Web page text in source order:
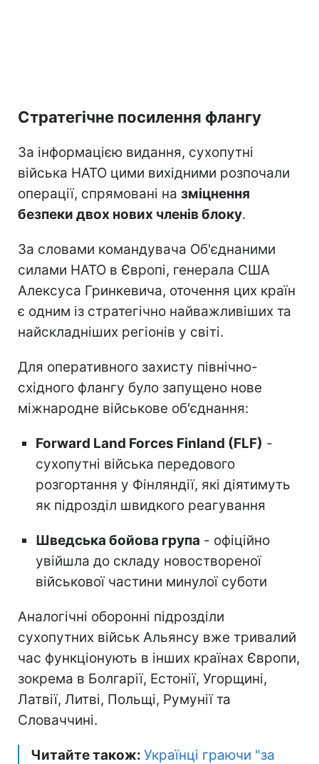
Стратегічне посилення флангу
За інформацією видання, сухопутні
війська НАТО цими вихідними розпочали
операції, спрямовані на зміцнення
безпеки двох нових членів блоку.
За словами командувача Об'єднаними
силами НАТО в Європі, генерала США
Алексуса Гринкевича, оточення цих країн
є одним із стратегічно найважливіших та
найскладніших регіонів у світі.
Для оперативного захисту північно-
східного флангу було запущено нове
міжнародне військове об'єднання:
Forward Land Forces Finland (FLF) -
сухопутні війська передового
розгортання у Фінляндії, які діятимуть
як підрозділ швидкого реагування
Шведська бойова група - офіційно
увійшла до складу новоствореної
військової частини минулої суботи
Аналогічні оборонні підрозділи
сухопутних військ Альянсу вже тривалий
час функціонують в інших країнах Європи,
зокрема в Болгарії, Естонії, Угорщині,
Латвії, Литві, Польщі, Румунії та
Словаччині.
Читайте також: Українці граючи "за